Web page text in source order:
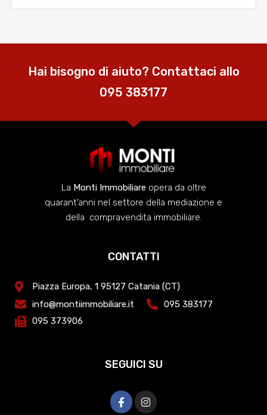
Hai bisogno di aiuto? Contattaci allo
095 383177
La Monti Immobiliare opera da oltre
quarant’anni nel settore della mediazione e
della compravendita immobiliare.
CONTATTI
Piazza Europa, 1 95127 Catania (CT)
info@montiimmobiliare.it
095 383177
095 373906
SEGUICI SU